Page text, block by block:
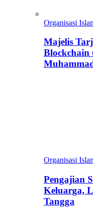
Organisasi
Majelis
Blockchain
Organisasi
Pengajian
Keluarga,
Tangga